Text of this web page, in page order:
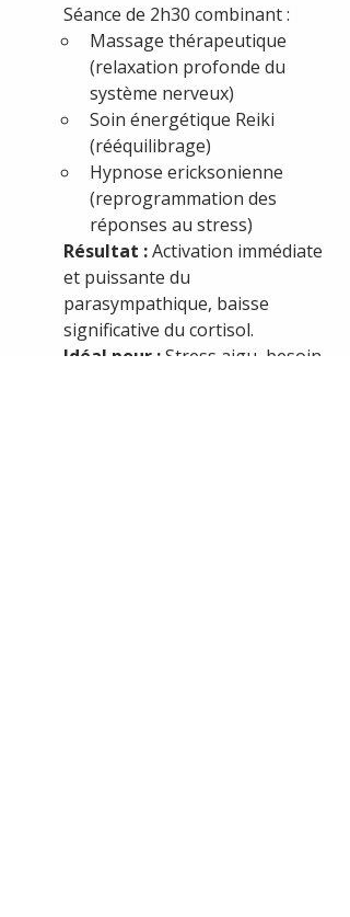
Séance de 2h30 combinant :
Massage thérapeutique
(relaxation profonde du
système nerveux)
Soin énergétique Reiki
(rééquilibrage)
Hypnose ericksonienne
(reprogrammation des
réponses au stress)
Résultat : Activation immédiate
et puissante du
parasympathique, baisse
significative du cortisol.
Idéal pour : Stress aigu, besoin